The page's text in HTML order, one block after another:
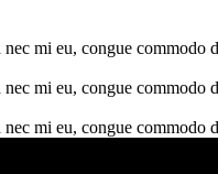
mi eu, congue
mi eu, congue
mi eu, congue